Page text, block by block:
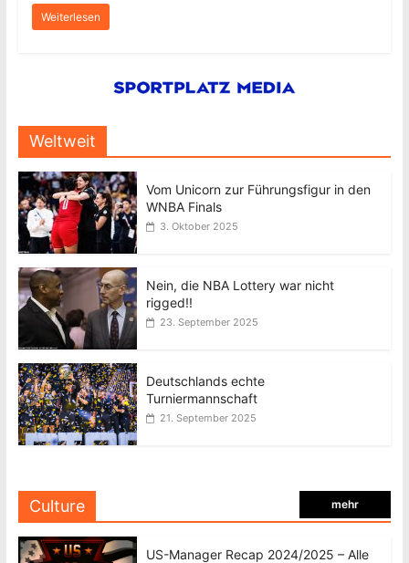
Weiterlesen
Weltweit
Vom Unicorn zur Führungsfigur in den
WNBA Finals
3. Oktober 2025
Nein, die NBA Lottery war nicht
rigged!!
23. September 2025
Deutschlands echte
Turniermannschaft
21. September 2025
Culture mehr
US-Manager Recap 2024/2025 – Alle